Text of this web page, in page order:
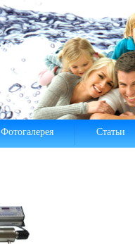
Фотогалерея Статьи